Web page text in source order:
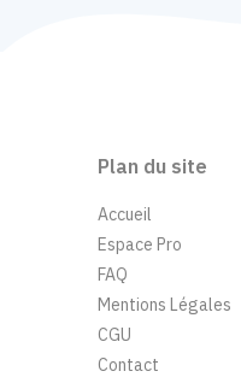
Plan du site
Accueil
Espace Pro
FAQ
Mentions Légales
CGU
Contact